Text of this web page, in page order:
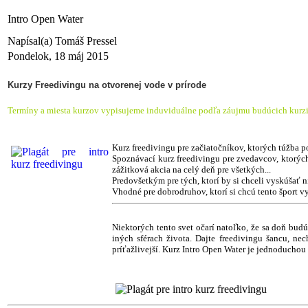
Intro Open Water
Napísal(a) Tomáš Pressel
Pondelok, 18 máj 2015
Kurzy Freedivingu na otvorenej vode v prírode
Termíny a miesta kurzov vypisujeme induviduálne podľa záujmu budúcich
Kurz freedivingu pre začiatočníkov, ktorých túžba
Spoznávací kurz freedivingu pre zvedavcov,
zážitková akcia na celý deň pre všetkých...
Predovšetkým pre tých, ktorí by si chceli vyskúšať
Vhodné pre dobrodruhov, ktorí si chcú tento šport
Niektorých tento svet očarí natoľko, že sa doň
iných sférach života. Dajte freedivingu šancu,
príťažlivejší. Kurz Intro Open Water je jednoduchou